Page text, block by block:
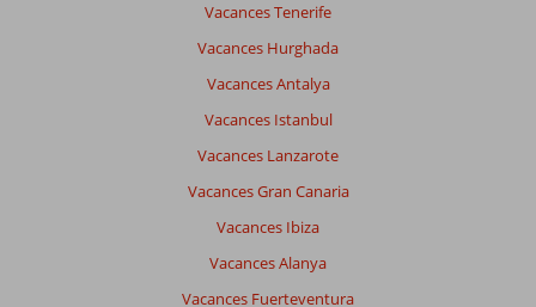
Vacances Tenerife
Vacances Hurghada
Vacances Antalya
Vacances Istanbul
Vacances Lanzarote
Vacances Gran Canaria
Vacances Ibiza
Vacances Alanya
Vacances Fuerteventura